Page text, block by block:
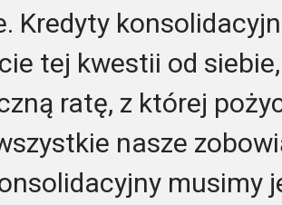
Kredyty
tej kwestii od
ratę, z której
nasze
musimy